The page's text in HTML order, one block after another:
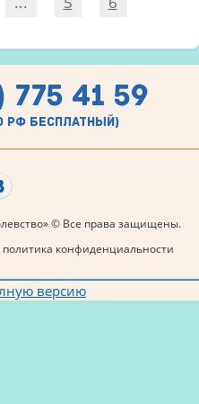
775 41 59
рф бесплатный)
© Все права защищены.
конфиденциальности
версию